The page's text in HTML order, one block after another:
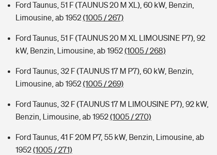
Ford Taunus, 51 F (TAUNUS 20 M XL), 60 kW, Benzin,
Limousine, ab 1952(1005 / 267)
Ford Taunus, 51 F (TAUNUS 20 M XL LIMOUSINE P7), 92
kW, Benzin, Limousine, ab 1952(1005 / 268)
Ford Taunus, 32 F (TAUNUS 17 M P7), 60 kW, Benzin,
Limousine, ab 1952(1005 / 269)
Ford Taunus, 32 F (TAUNUS 17 M LIMOUSINE P7), 92 kW,
Benzin, Limousine, ab 1952(1005 / 270)
Ford Taunus, 41 F 20M P7, 55 kW, Benzin, Limousine, ab
1952(1005 / 271)